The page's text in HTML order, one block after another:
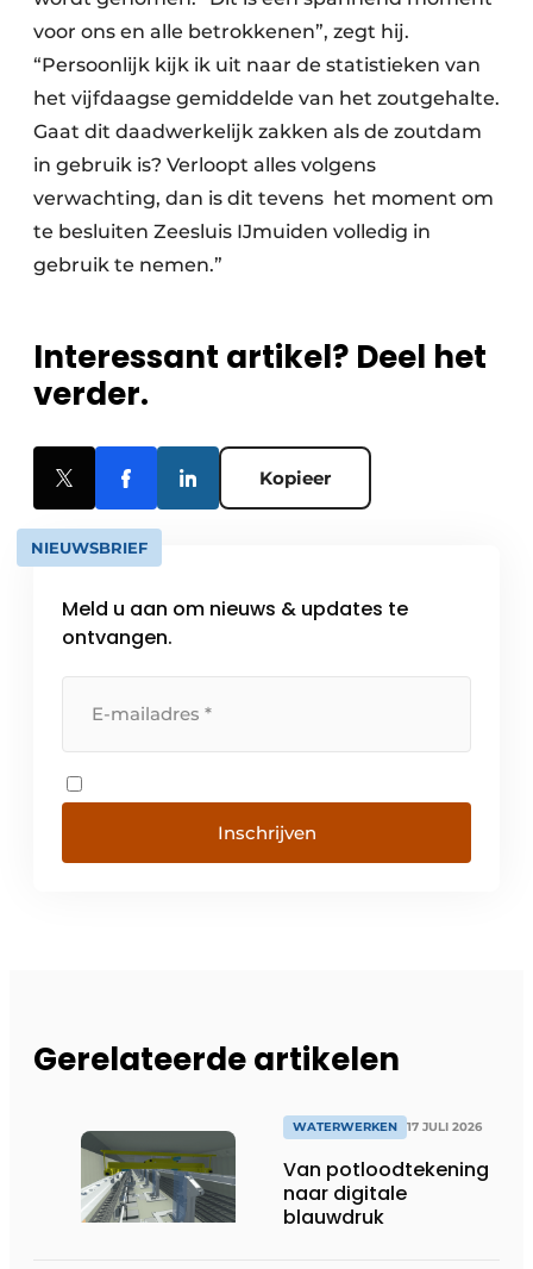
voor ons en alle betrokkenen”, zegt hij.
“Persoonlijk kijk ik uit naar de statistieken van
het vijfdaagse gemiddelde van het zoutgehalte.
Gaat dit daadwerkelijk zakken als de zoutdam
in gebruik is? Verloopt alles volgens
verwachting, dan is dit tevens het moment om
te besluiten Zeesluis IJmuiden volledig in
gebruik te nemen.”
Interessant artikel? Deel het
verder.
Kopieer
NIEUWSBRIEF
Meld u aan om nieuws & updates te
ontvangen.
Inschrijven
Gerelateerde artikelen
WATERWERKEN 17 JULI 2026
Van potloodtekening
naar digitale
blauwdruk